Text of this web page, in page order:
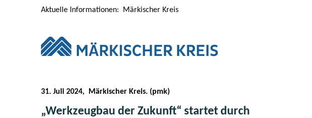
Aktuelle Informationen: Märkischer Kreis
31. Juli 2024, Märkischer Kreis. (pmk)
„Werkzeugbau der Zukunft“ startet durch